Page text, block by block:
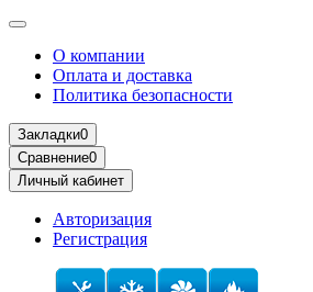
О компании
Оплата и доставка
Политика безопасности
Закладки0
Сравнение0
Личный кабинет
Авторизация
Регистрация